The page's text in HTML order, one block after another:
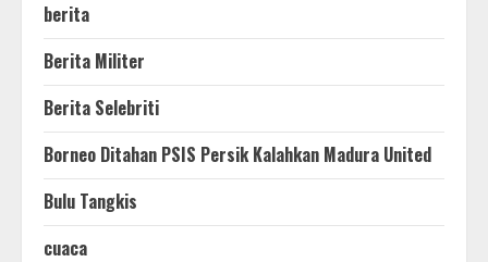
berita
Berita Militer
Berita Selebriti
Borneo Ditahan PSIS Persik Kalahkan Madura United
Bulu Tangkis
cuaca